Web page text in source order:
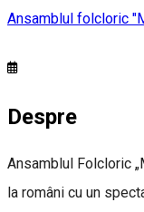
Ansamblul folcloric
Despre
Ansamblul Folcloric
la români cu un